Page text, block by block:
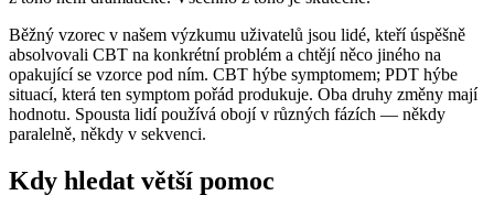
Běžný vzorec v našem výzkumu uživatelů jsou lidé, kteří úspěšně
absolvovali CBT na konkrétní problém a chtějí něco jiného na
opakující se vzorce pod ním. CBT hýbe symptomem; PDT hýbe
situací, která ten symptom pořád produkuje. Oba druhy změny mají
hodnotu. Spousta lidí používá obojí v různých fázích — někdy
paralelně, někdy v sekvenci.
Kdy hledat větší pomoc